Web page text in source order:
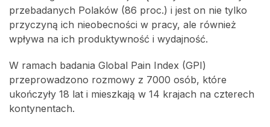
przebadanych Polaków (86 proc.) i jest on nie tylko
przyczyną ich nieobecności w pracy, ale również
wpływa na ich produktywność i wydajność.
W ramach badania Global Pain Index (GPI)
przeprowadzono rozmowy z 7000 osób, które
ukończyły 18 lat i mieszkają w 14 krajach na czterech
kontynentach.